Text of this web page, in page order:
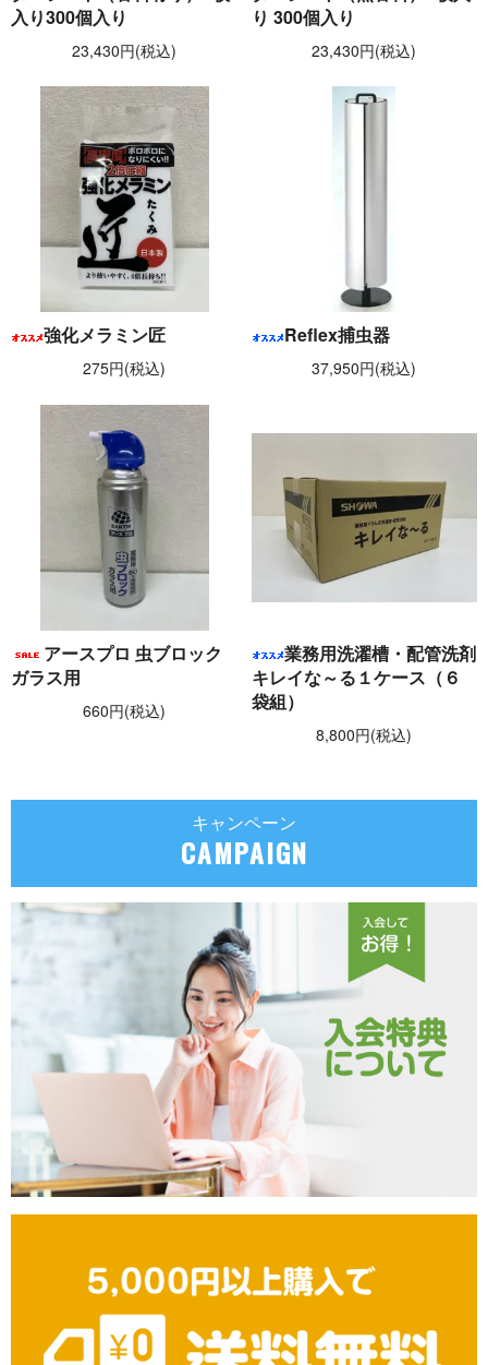
入り300個入り
23,430円(税込)
り 300個入り
23,430円(税込)
強化メラミン匠
275円(税込)
Reflex捕虫器
37,950円(税込)
アースプロ 虫ブロック
ガラス用
660円(税込)
業務用洗濯槽・配管洗剤
キレイな～る１ケース（６
袋組）
8,800円(税込)
キャンペーン
CAMPAIGN